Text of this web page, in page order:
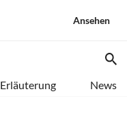
Ansehen
Erläuterung News